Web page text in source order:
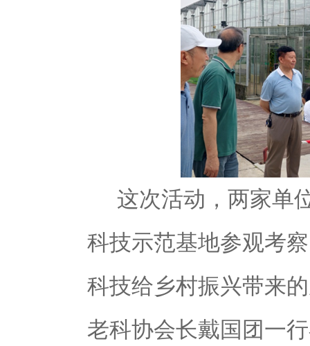
这次活动，两家单
科技示范基地参观考
科技给乡村振兴带来
老科协会长戴国团一